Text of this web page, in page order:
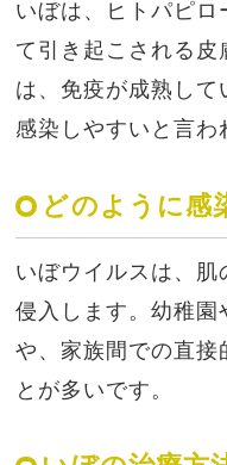
いぼは、ヒトパピロ
て引き起こされる皮
は、免疫が成熟して
感染しやすいと言わ
どのように感
いぼウイルスは、肌
侵入します。幼稚園
や、家族間での直接
とが多いです。